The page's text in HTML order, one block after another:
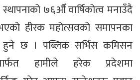
७६औँ वार्षिकोत्व मनाउँदै
हीरक महोत्सवको समापनका
छ । पब्लिक सर्भिस कमिसन
हामीले हरेक प्रदेशमा